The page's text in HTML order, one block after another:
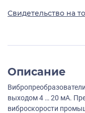
Свидетельство на
Описание
выходом 4 … 20 мА.
виброскорости